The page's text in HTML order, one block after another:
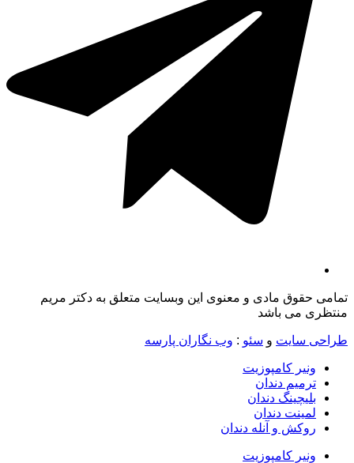
تمامی حقوق مادی و معنوی این وبسایت متعلق به دکتر مریم
منتظری می باشد
طراحی سایتوسئو: وب نگاران پارسه
ونیر کامپوزیت
ترمیم دندان
بلیچینگ دندان
لمینت دندان
روکش و آنله دندان
ونیر کامپوزیت